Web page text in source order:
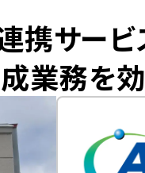
携サー
業務を